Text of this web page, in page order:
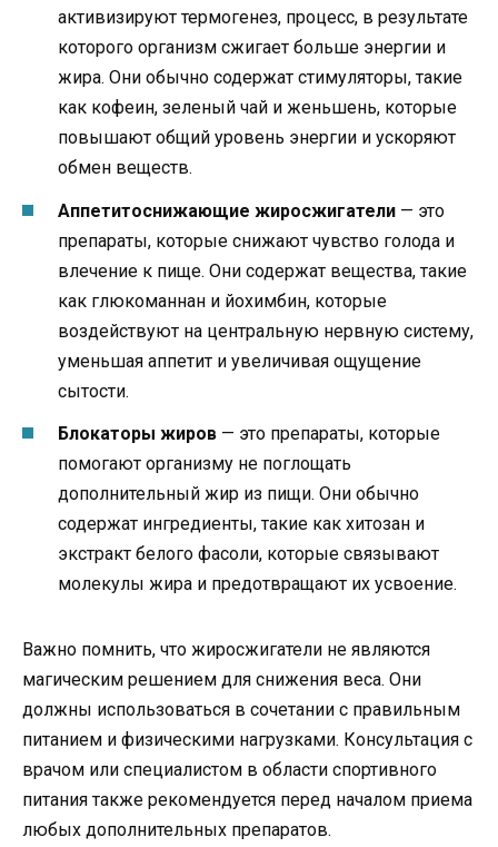
активизируют термогенез, процесс, в результате
которого организм сжигает больше энергии и
жира. Они обычно содержат стимуляторы, такие
как кофеин, зеленый чай и женьшень, которые
повышают общий уровень энергии и ускоряют
обмен веществ.
Аппетитоснижающие жиросжигатели — это
препараты, которые снижают чувство голода и
влечение к пище. Они содержат вещества, такие
как глюкоманнан и йохимбин, которые
воздействуют на центральную нервную систему,
уменьшая аппетит и увеличивая ощущение
сытости.
Блокаторы жиров — это препараты, которые
помогают организму не поглощать
дополнительный жир из пищи. Они обычно
содержат ингредиенты, такие как хитозан и
экстракт белого фасоли, которые связывают
молекулы жира и предотвращают их усвоение.
Важно помнить, что жиросжигатели не являются
магическим решением для снижения веса. Они
должны использоваться в сочетании с правильным
питанием и физическими нагрузками. Консультация с
врачом или специалистом в области спортивного
питания также рекомендуется перед началом приема
любых дополнительных препаратов.